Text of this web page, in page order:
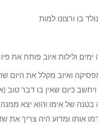
בו ורצונו למות
ולילות איוב פותח את
ואיוב מקלל את היום
כיום שאין בו דבר טוב
של אימו והוא יצא
אותו ומדוע היה צריך את